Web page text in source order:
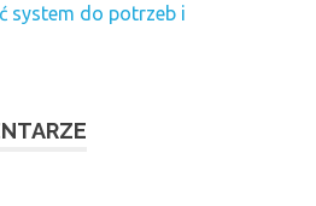
system do potrzeb i